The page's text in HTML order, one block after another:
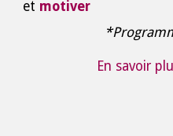
et motiver
En savoir